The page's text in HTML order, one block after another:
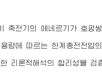
축전기의 에네르기가 호광
량에 따르는 한계충전전압
리론적해석의 합리성을 검